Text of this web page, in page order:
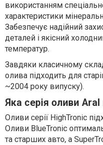
використанням
характеристики
Забезпечує надійний
деталей і якісний
температур.
Завдяки класичному
олива підходить для
~2004 року випуску).
Яка серія оливи
Оливи серії HighTronic
Оливи BlueTronic
та старших авто, а